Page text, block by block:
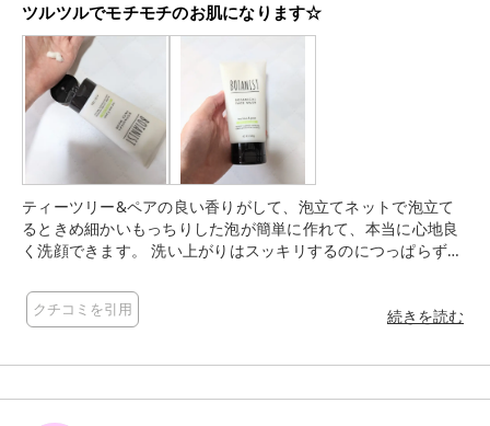
す。 Tゾーンはスッキリしつつ、ティーツリーの精油のおかげ
なのか、必要な水分は残してくれる感じです！ コスパも良いの
で、年齢問わず、家族で日常使いできそうな洗顔フォームだと
思いました👨‍👩‍👧💕 ぜひ使ってみてくださいね💐 #モニター #
BOTANIST #ボタニスト #ボタニカル洗顔 #ボタニカルフェイ
スウォッシュ
ツルツルでモチモチのお肌になります☆
ティーツリー&ペアの良い香りがして、泡立てネットで泡立て
るときめ細かいもっちりした泡が簡単に作れて、本当に心地良
く洗顔できます。 洗い上がりはスッキリするのにつっぱらずツ
ランスを整えてくれるバランスケアの洗顔料なので、Tゾーンや
小鼻等の油分や汚れはスッキリ落として、頬等の乾燥しやすい
良いので、リピートしたい商品です(^^)
クチコミを引用 続きを読む